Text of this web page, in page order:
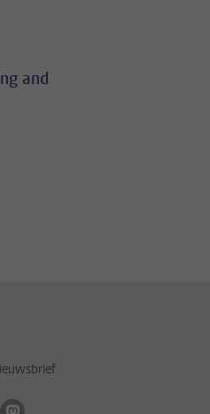
and
instagram
youtube
op linkedin
ons op instagram
Volg ons op mastodon